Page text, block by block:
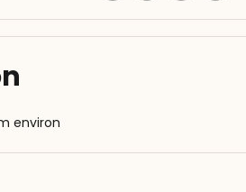
environ